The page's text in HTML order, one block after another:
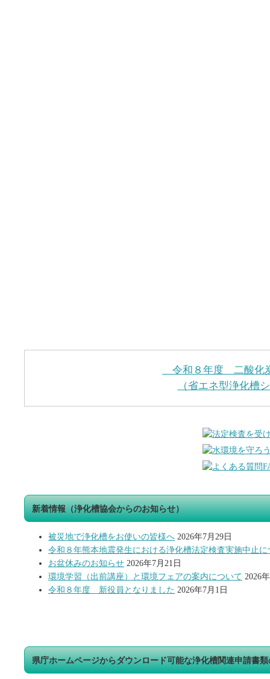
令和８年度 二酸化
（省エネ型浄化槽
新着情報（浄化槽協会からのお知らせ）
被災地で浄化槽をお使いの皆様へ 2026年7月29日
令和８年熊本地震発生における浄化槽法定検査実施中止に
お盆休みのお知らせ 2026年7月21日
環境学習（出前講座）と環境フェアの案内について 2026
令和８年度 新役員となりました 2026年7月1日
県庁ホームページからダウンロード可能な浄化槽関連申請書